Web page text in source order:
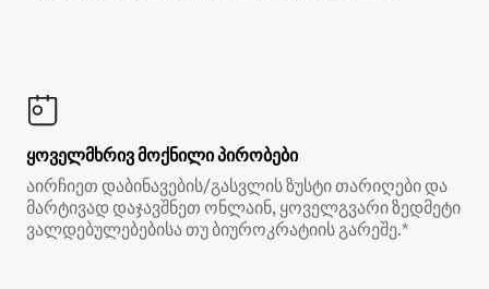
ყოველმხრივ მოქნილი პირობები
აირჩიეთ დაბინავების/გასვლის ზუსტი თარიღები და
მარტივად დაჯავშნეთ ონლაინ, ყოველგვარი ზედმეტი
ვალდებულებებისა თუ ბიუროკრატიის გარეშე.*